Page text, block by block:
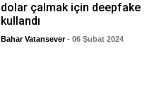
dolar çalmak için deepfake
kullandı
Bahar Vatansever - 06 Şubat 2024